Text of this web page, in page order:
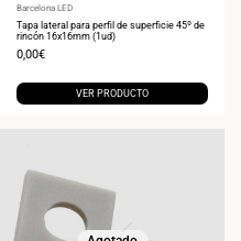
Proveedor:
Barcelona LED
Tapa lateral para perfil de superficie 45º de
rincón 16x16mm (1ud)
Precio
0,00€
VER PRODUCTO